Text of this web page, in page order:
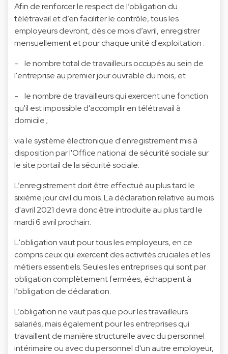
Afin de renforcer le respect de l’obligation du
télétravail et d’en faciliter le contrôle, tous les
employeurs devront, dès ce mois d’avril, enregistrer
mensuellement et pour chaque unité d'exploitation :
- le nombre total de travailleurs occupés au sein de
l'entreprise au premier jour ouvrable du mois, et
- le nombre de travailleurs qui exercent une fonction
qu'il est impossible d'accomplir en télétravail à
domicile ;
via le système électronique d'enregistrement mis à
disposition par l'Office national de sécurité sociale sur
lesite portail de la sécurité sociale.
L’enregistrement doit être effectué au plus tard le
sixième jour civil du mois. La déclaration relative au mois
d'avril 2021 devra donc être introduite au plus tard le
mardi 6 avril prochain.
L'obligation vaut pour tous les employeurs, en ce
compris ceux qui exercent des activités cruciales et les
métiers essentiels. Seules les entreprises qui sont par
obligation complètement fermées, échappent à
l’obligation de déclaration.
L’obligation ne vaut pas que pour les travailleurs
salariés, mais également pour les entreprises qui
travaillent de manière structurelle avec du personnel
intérimaire ou avec du personnel d'un autre employeur,